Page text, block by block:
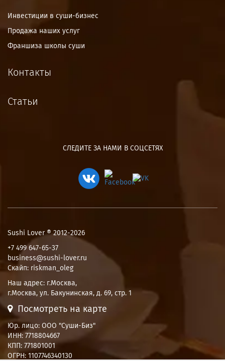
Инвестиции в суши-бизнес
Продажа наших услуг
Франшиза школы суши
Контакты
Статьи
СЛЕДИТЕ ЗА НАМИ В СОЦСЕТЯХ
Sushi Lover ® 2012-2026
+7 499 647-65-37
business@sushi-lover.ru
Скайп: riskman_oleg
Наш адрес: г.Москва,
г.Москва, ул. Бакунинская, д. 69, стр. 1
Посмотреть на карте
Юр. лицо: ООО "Суши-Биз"
ИНН: 7718804667
КПП: 771801001
ОГРН: 1107746340130